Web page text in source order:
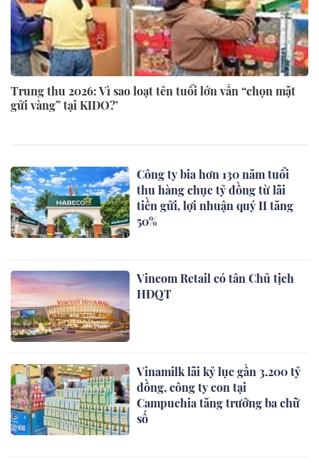
Trung thu 2026: Vì sao loạt tên tuổi lớn vẫn “chọn mặt
gửi vàng” tại KIDO?’
Công ty bia hơn 130 năm tuổi
thu hàng chục tỷ đồng từ lãi
tiền gửi, lợi nhuận quý II tăng
50%
Vincom Retail có tân Chủ tịch
HĐQT
Vinamilk lãi kỷ lục gần 3.200 tỷ
đồng, công ty con tại
Campuchia tăng trưởng ba chữ
số